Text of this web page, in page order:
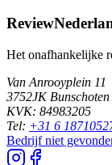
Het onafhankelijke
Van Anrooyplein 11
3752JK Bunschoten
KVK: 84983205
Tel: +31 6
Bedrijf niet